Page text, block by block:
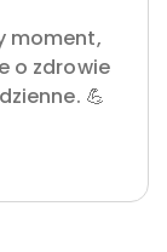
moment,
o zdrowie
💪